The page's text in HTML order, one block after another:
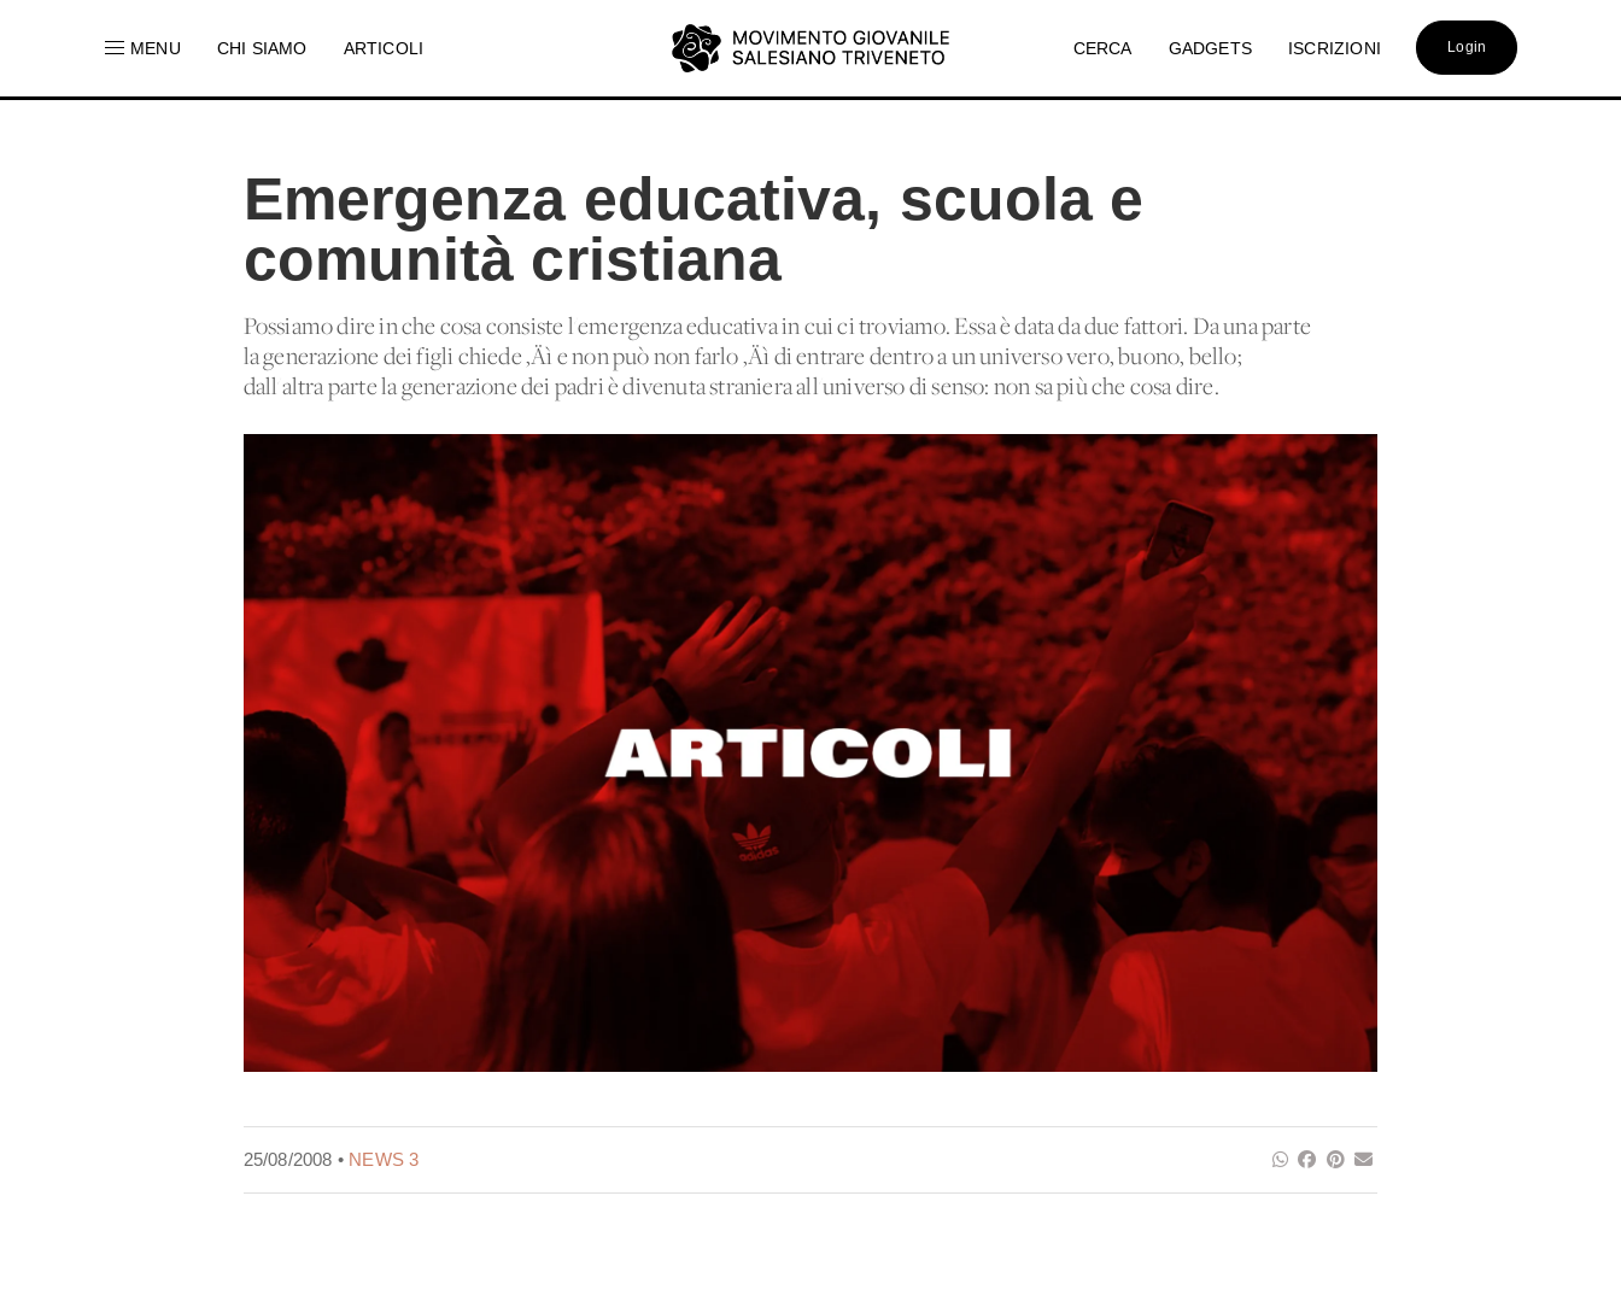
MENU CHI SIAMO ARTICOLI CERCA GADGETS ISCRIZIONI Login
Emergenza educativa, scuola e
comunità cristiana
Possiamo dire in che cosa consiste l'emergenza educativa in cui ci troviamo. Essa è data da due fattori. Da una parte
la generazione dei figli chiede ‚Äì e non può non farlo ‚Äì di entrare dentro a un universo vero, buono, bello;
dall'altra parte la generazione dei padri è divenuta straniera all'universo di senso: non sa più che cosa dire.
25/08/2008 • NEWS 3